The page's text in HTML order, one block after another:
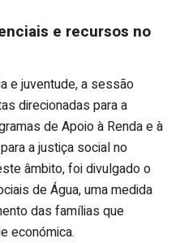
e recursos no
e juventude, a sessão
direcionadas para a
de Apoio à Renda e à
a justiça social no
âmbito, foi divulgado o
de Água, uma medida
das famílias que
económica.